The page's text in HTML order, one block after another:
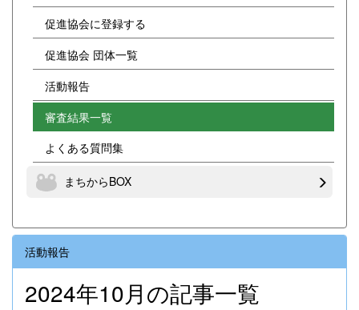
促進協会に登録する
促進協会 団体一覧
活動報告
審査結果一覧
よくある質問集
まちからBOX
活動報告
2024年10月の記事一覧